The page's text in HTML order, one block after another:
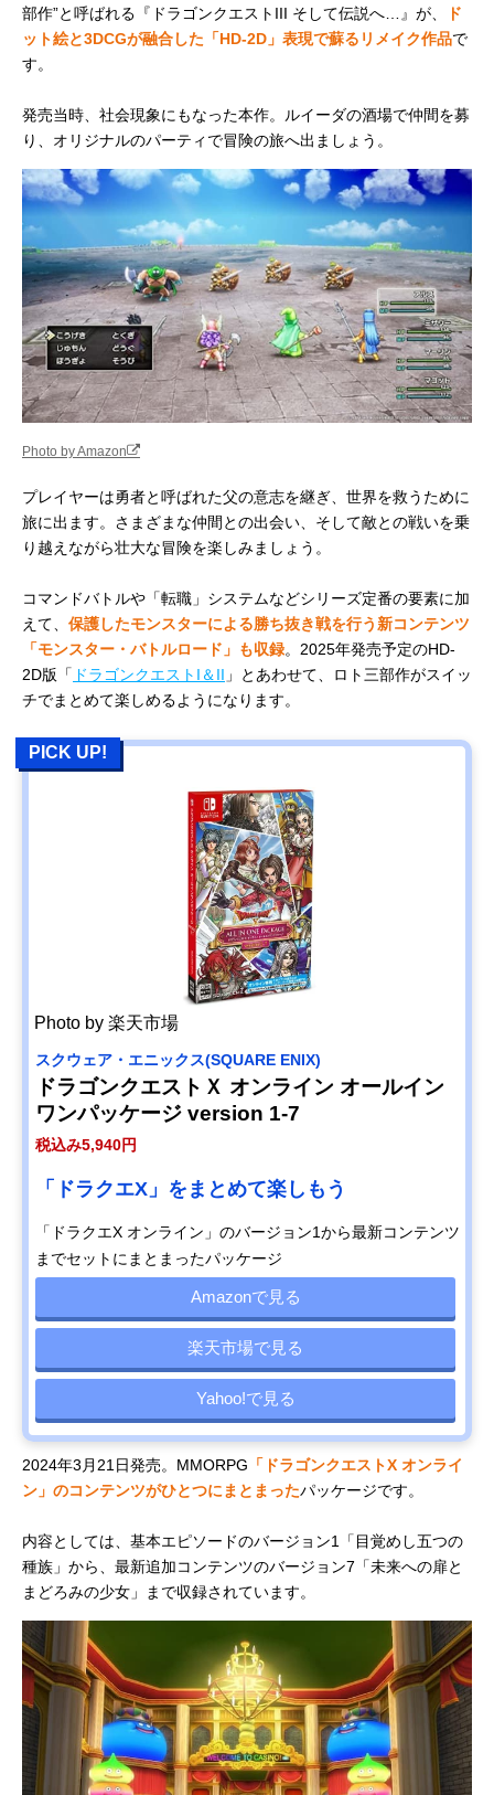
部作”と呼ばれる『ドラゴンクエストIII そして伝説へ…』が、
ド
ット絵と3DCGが融合した「HD-2D」表現で蘇るリメイク作品で
す。
発売当時、社会現象にもなった本作。ルイーダの酒場で仲間を募
り、オリジナルのパーティで冒険の旅へ出ましょう。
Photo by Amazon
プレイヤーは勇者と呼ばれた父の意志を継ぎ、世界を救うために
旅に出ます。さまざまな仲間との出会い、そして敵との戦いを乗
り越えながら壮大な冒険を楽しみましょう。
コマンドバトルや「転職」システムなどシリーズ定番の要素に加
えて、 保護したモンスターによる勝ち抜き戦を行う新コンテンツ
「モンスター・バトルロード」も収録。2025年発売予定のHD-
2D版「 ドラゴンクエストI＆II 」とあわせて、ロト三部作がスイッ
チでまとめて楽しめるようになります。
PICK UP!
Photo by 楽天市場
スクウェア・エニックス(SQUARE ENIX)
ドラゴンクエストＸ オンライン オールイン
ワンパッケージ version 1-7
税込み5,940円
「ドラクエX」をまとめて楽しもう
「ドラクエX オンライン」のバージョン1から最新コンテンツ
までセットにまとまったパッケージ
Amazonで見る
楽天市場で見る
Yahoo!で見る
2024年3月21日発売。MMORPG 「ドラゴンクエストX オンライ
ン」のコンテンツがひとつにまとまったパッケージです。
内容としては、基本エピソードのバージョン1「目覚めし五つの
種族」から、最新追加コンテンツのバージョン7「未来への扉と
まどろみの少女」まで収録されています。